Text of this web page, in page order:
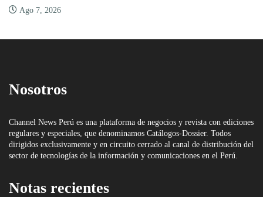
Ago 7, 2026
Nosotros
Channel News Perú es una plataforma de negocios y revista con ediciones
regulares y especiales, que denominamos Catálogos-Dossier. Todos
dirigidos exclusivamente y en circuito cerrado al canal de distribución del
sector de tecnologías de la información y comunicaciones en el Perú.
Notas recientes